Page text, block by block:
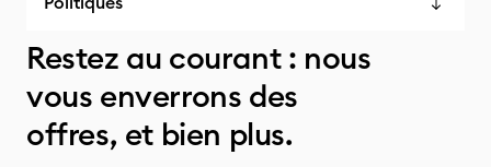
Restez au courant : nous
vous enverrons des
offres, et bien plus.